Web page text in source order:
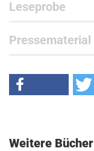
Leseprobe
Pressematerial
Weitere Bücher